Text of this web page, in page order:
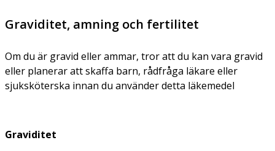
Graviditet, amning och fertilitet
Om du är gravid eller ammar, tror att du kan vara gravid
eller planerar att skaffa barn, rådfråga läkare eller
sjuksköterska innan du använder detta läkemedel
Graviditet